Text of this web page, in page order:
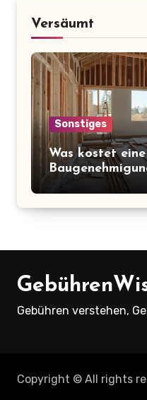
Versäumt
Sonstiges
Was kostet eine
Preise müssen
Gebühren verstehen,
Copyright © All rights